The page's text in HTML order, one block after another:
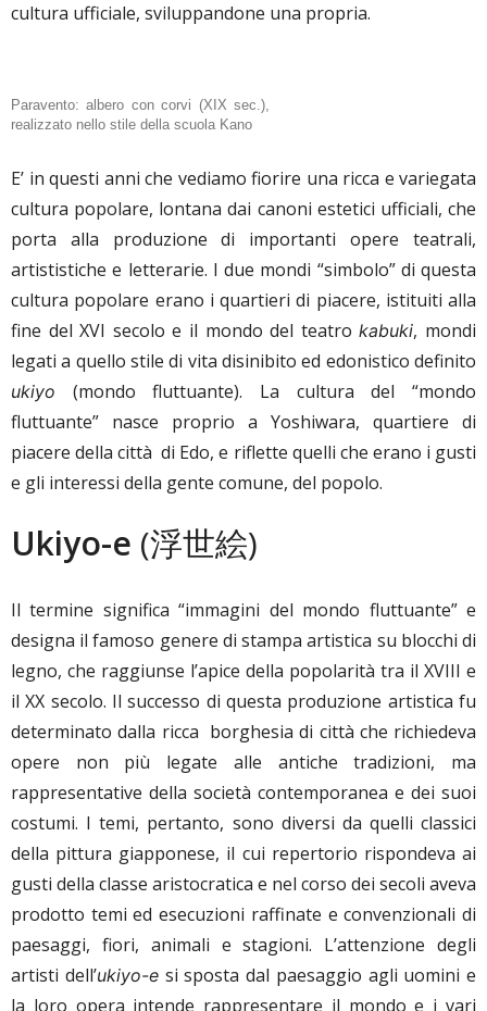
cultura ufficiale, sviluppandone una propria.
Paravento: albero con corvi (XIX sec.),
realizzato nello stile della scuola Kano
E’ in questi anni che vediamo fiorire una ricca e variegata
cultura popolare, lontana dai canoni estetici ufficiali, che
porta alla produzione di importanti opere teatrali,
artististiche e letterarie. I due mondi “simbolo” di questa
cultura popolare erano i quartieri di piacere, istituiti alla
fine del XVI secolo e il mondo del teatrokabuki, mondi
legati a quello stile di vita disinibito ed edonistico definito
ukiyo (mondo fluttuante). La cultura del “mondo
fluttuante” nasce proprio a Yoshiwara, quartiere di
piacere della città di Edo, e riflette quelli che erano i gusti
e gli interessi della gente comune, del popolo.
Ukiyo-e (浮世絵)
Il termine significa “immagini del mondo fluttuante” e
designa il famoso genere di stampa artistica su blocchi di
legno, che raggiunse l’apice della popolarità tra il XVIII e
il XX secolo. Il successo di questa produzione artistica fu
determinato dalla ricca borghesia di città che richiedeva
opere non più legate alle antiche tradizioni, ma
rappresentative della società contemporanea e dei suoi
costumi. I temi, pertanto, sono diversi da quelli classici
della pittura giapponese, il cui repertorio rispondeva ai
gusti della classe aristocratica e nel corso dei secoli aveva
prodotto temi ed esecuzioni raffinate e convenzionali di
paesaggi, fiori, animali e stagioni. L’attenzione degli
artisti dell’ukiyo-esi sposta dal paesaggio agli uomini e
la loro opera intende rappresentare il mondo e i vari